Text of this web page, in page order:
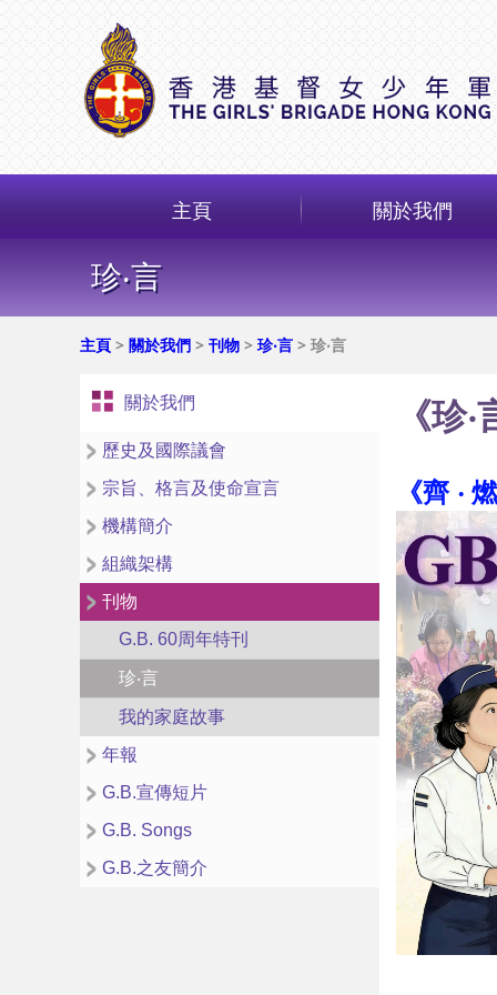
主頁 關於我們
珍‧言
主頁 > 關於我們 > 刊物 > 珍‧言 > 珍‧言
關於我們
歷史及國際議會
宗旨、格言及使命宣言
機構簡介
組織架構
刊物
G.B. 60周年特刊
珍‧言
我的家庭故事
年報
G.B.宣傳短片
G.B. Songs
G.B.之友簡介
《珍‧
《齊 ‧